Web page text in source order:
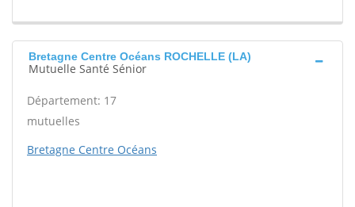
Bretagne Centre Océans ROCHELLE (LA)
Mutuelle Santé Sénior
Département: 17
mutuelles
Bretagne Centre Océans